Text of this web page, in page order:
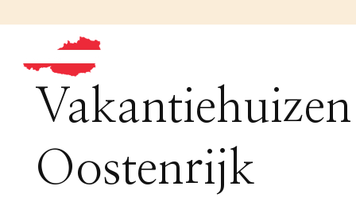
Vakantiehuizen
Oostenrijk